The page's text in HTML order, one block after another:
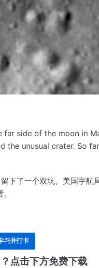
side of the moon in
the unusual crater. ​​So
下了一个双坑。 美国宇航
习并打卡
点击下方免费下载